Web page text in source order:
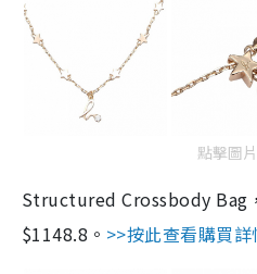
點擊圖
Structured Crossbody Bag
$1148.8。 >>按此查看購買詳